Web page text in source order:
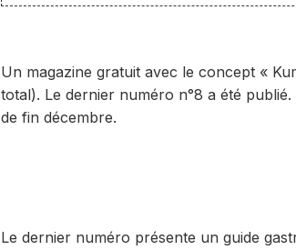
Un magazine gratuit avec le concept «
total). Le dernier numéro n°8 a été
de fin décembre.
Le dernier numéro présente un guide